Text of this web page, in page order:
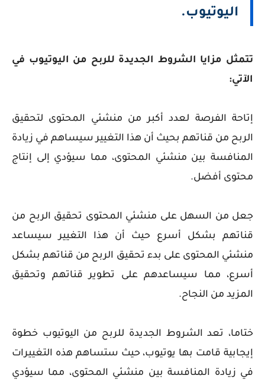
اليوتيوب.
تتمثل مزايا الشروط الجديدة للربح من اليوتيوب في
الآتي:
إتاحة الفرصة لعدد أكبر من منشئي المحتوى لتحقيق
الربح من قناتهم بحيث أن هذا التغيير سيساهم في زيادة
المنافسة بين منشئي المحتوى، مما سيؤدي إلى إنتاج
محتوى أفضل.
جعل من السهل على منشئي المحتوى تحقيق الربح من
قناتهم بشكل أسرع حيث أن هذا التغيير سيساعد
منشئي المحتوى على بدء تحقيق الربح من قناتهم بشكل
أسرع، مما سيساعدهم على تطوير قناتهم وتحقيق
المزيد من النجاح.
ختاما، تعد الشروط الجديدة للربح من اليوتيوب خطوة
إيجابية قامت بها يوتيوب، حيث ستساهم هذه التغييرات
في زيادة المنافسة بين منشئي المحتوى، مما سيؤدي